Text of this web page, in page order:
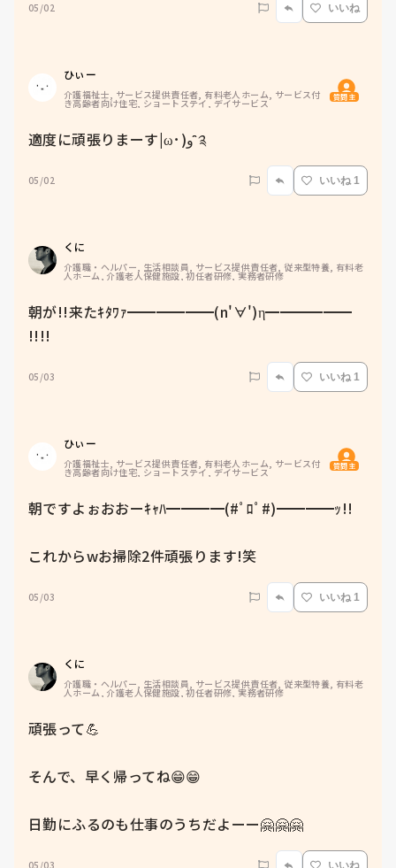
05/02 いいね
ひぃー
介護福祉士, サービス提供責任者, 有料老人ホーム, サービス付
き高齢者向け住宅, ショートステイ, デイサービス 質問主
適度に頑張りまーす|ω･)و ̑̑༉
05/02 いいね 1
くに
介護職・ヘルパー, 生活相談員, サービス提供責任者, 従来型特養, 有料老
人ホーム, 介護老人保健施設, 初任者研修, 実務者研修
朝が!!来たｷﾀﾜｧ━━━━━━(n'∀')η━━━━━━
!!!!
05/03 いいね 1
ひぃー
介護福祉士, サービス提供責任者, 有料老人ホーム, サービス付
き高齢者向け住宅, ショートステイ, デイサービス 質問主
朝ですよぉおおーｷｬﾊ━━━━(#ﾟﾛﾟ#)━━━━ｯ!!
これからwお掃除2件頑張ります!笑
05/03 いいね 1
くに
介護職・ヘルパー, 生活相談員, サービス提供責任者, 従来型特養, 有料老
人ホーム, 介護老人保健施設, 初任者研修, 実務者研修
頑張って💪
そんで、早く帰ってね😁😁
日勤にふるのも仕事のうちだよーー🤗🤗🤗
05/03